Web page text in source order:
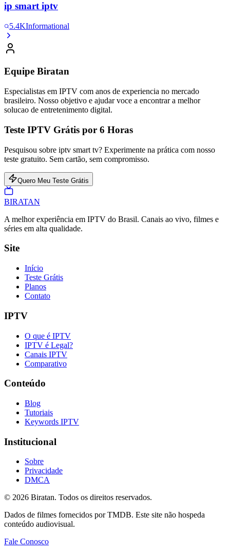
ip smart iptv
5.4KInformational
Equipe Biratan
Especialistas em IPTV com anos de experiencia no mercado
brasileiro. Nosso objetivo e ajudar voce a encontrar a melhor
solucao de entretenimento digital.
Teste IPTV Grátis por 6 Horas
Pesquisou sobre iptv smart tv? Experimente na prática com nosso
teste gratuito. Sem cartão, sem compromisso.
Quero Meu Teste Grátis
BIRATAN
A melhor experiência em IPTV do Brasil. Canais ao vivo, filmes e
séries em alta qualidade.
Site
Início
Teste Grátis
Planos
Contato
IPTV
O que é IPTV
IPTV é Legal?
Canais IPTV
Comparativo
Conteúdo
Blog
Tutoriais
Keywords IPTV
Institucional
Sobre
Privacidade
DMCA
© 2026 Biratan. Todos os direitos reservados.
Dados de filmes fornecidos por TMDB. Este site não hospeda
conteúdo audiovisual.
Fale Conosco